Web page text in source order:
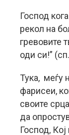
Господ
рекол на
гревовите
оди си!”
Тука, меѓу
фарисеи,
своите
да
Господ,